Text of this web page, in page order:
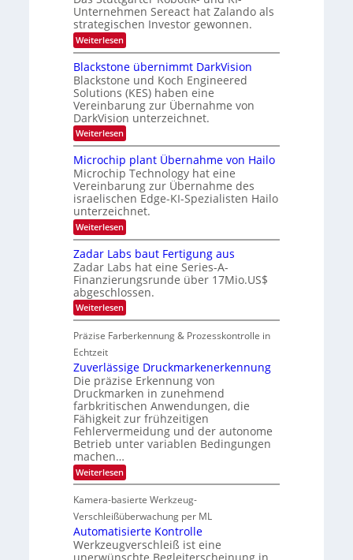
n
d
a
d
e
r
L
o
g
i
m
a
t
2
0
2
7
r
s
p
e
c
r
a
N
e
w
s
‘
n
a
t
i
o
n
a
l
V
i
s
i
o
N
i
g
h
t
2
0
2
6
Unternehmen Sereact hat Zalando als
strategischen Investor gewonnen.
Weiterlesen:
Z
l
a
n
d
o
b
e
t
e
i
l
i
g
t
s
i
c
h
a
n
S
e
r
a
s
S
e
r
i
e
s
-
B
-
R
n
d
Blackstone übernimmt DarkVision
Blackstone und Koch Engineered
Solutions (KES) haben eine
Vereinbarung zur Übernahme von
DarkVision unterzeichnet.
Weiterlesen:
B
a
c
k
s
t
o
n
e
ü
b
e
r
n
i
m
m
t
a
r
k
V
i
s
i
o
Microchip plant Übernahme von Hailo
Microchip Technology hat eine
Vereinbarung zur Übernahme des
israelischen Edge-KI-Spezialisten Hailo
unterzeichnet.
Weiterlesen:
M
c
r
o
c
h
i
p
n
t
Ü
b
e
r
n
a
h
m
e
o
n
a
i
l
Zadar Labs baut Fertigung aus
Zadar Labs hat eine Series-A-
Finanzierungsrunde über 17Mio.US$
abgeschlossen.
Weiterlesen:
Z
d
r
L
a
b
s
b
a
u
t
F
e
r
i
g
u
n
g
Präzise Farberkennung & Prozesskontrolle in
Echtzeit
Zuverlässige Druckmarkenerkennung
Die präzise Erkennung von
Druckmarken in zunehmend
farbkritischen Anwendungen, die
Fähigkeit zur frühzeitigen
Fehlervermeidung und der autonome
Betrieb unter variablen Bedingungen
machen…
Weiterlesen:
Z
v
e
l
ä
Kamera-basierte Werkzeug-
Verschleißüberwachung per ML
Automatisierte Kontrolle
Werkzeugverschleiß ist eine